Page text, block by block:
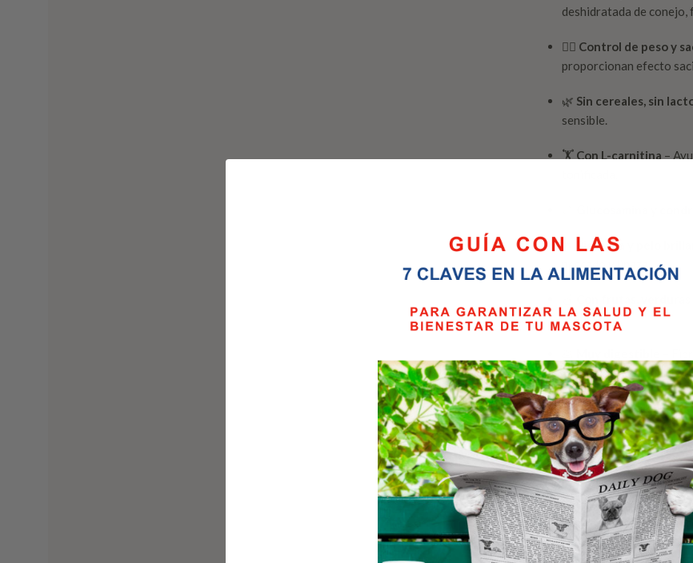
deshidratada de
🧘‍♂️ Control de peso y
proporcionan efecto
🌿 Sin cereales, sin
sensible.
🏋️ Con L-carnitina –
Piel sana y pelo
esenciales.
–
reducir el olor de las
🧬Perfil nutricional
🥕Composición
Ingredientes
Carne deshidratada de
hidrolizado de conejo,
aceite de pollo, aceite